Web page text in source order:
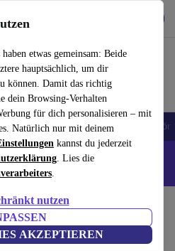
etwas gemeinsam: Beide
hauptsächlich, um dir
können. Damit das richtig
dein Browsing-Verhalten
für dich personalisieren – mit
Natürlich nur mit deinem
kannst du jederzeit
. Lies die
.
nutzen
AKZEPTIEREN
Tablets Smartwatches Zubehör
Smartphones - Code:
Zubehör Tastaturen
Tastatur